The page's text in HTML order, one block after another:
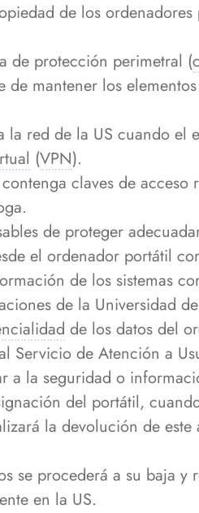
de los
de protección perimetral (
de mantener los
la red de la US cuando el
(VPN).
claves de
de proteger
el ordenador portátil
de los sistemas
de la Universidad
de los datos del
Servicio de Atención a
a la seguridad o
del portátil,
la devolución de
se procederá a su baja
en la US.